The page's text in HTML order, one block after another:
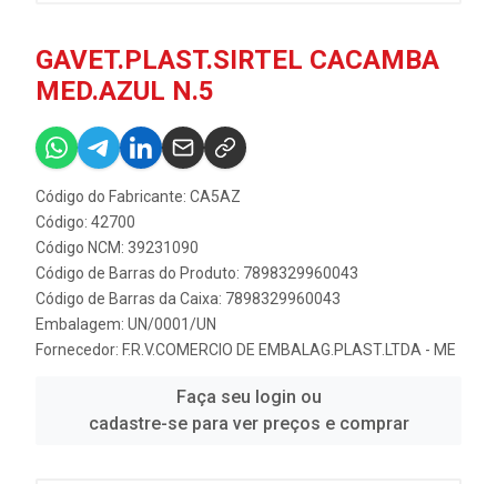
GAVET.PLAST.SIRTEL CACAMBA
MED.AZUL N.5
Código do Fabricante: CA5AZ
Código: 42700
Código NCM: 39231090
Código de Barras do Produto: 7898329960043
Código de Barras da Caixa: 7898329960043
Embalagem: UN/0001/UN
Fornecedor: F.R.V.COMERCIO DE EMBALAG.PLAST.LTDA - ME
Faça seu login ou
cadastre-se para ver preços e comprar